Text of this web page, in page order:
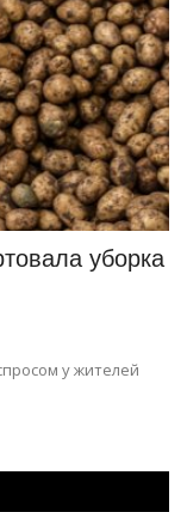
уборка
у жителей